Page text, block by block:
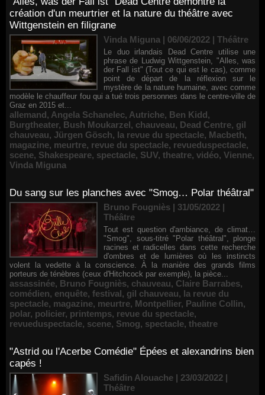
création d'un meurtrier et la nature du théâtre avec
Wittgenstein en filigrane
Vinda Miguna | 06/06/2022 | Théâtre
Le duo irlandais Dead Centre utilise une
phrase de Ludwig Wittgenstein, "Alles, was
der Fall ist" (Tout ce qui est le cas), comme
point de départ de la réflexion sur le
mystère de la nature humaine, avec comme
modèle le chauffeur fou qui a tué trois personnes dans le centre-ville de
Graz en 2015 et...
allemand, Angela Schanelec, Autriche, Ben Kidd,
Burgtheater, Bush Moukarzel, chauveau, Dead Centre, gil
chauveau, Jürgen Gösch, la revue du spectacle, Macbeth,
magazine, meurtre, revue du spectacle, revueduspectacle,
scene, Shakespeare, spectacle, SUV, theatre, vidéo, Vienne,
Vinda Miguna
Du sang sur les planches avec "Smog… Polar théâtral"
Bruno Fougniès | 31/05/2022 |
Théâtre
Tout est question d'ambiance, de climat…
"Smog", sous-titré "Polar théâtral", plonge
racines et radicelles dans cette recherche
d'ombres et de lumières où les instincts
volent la vedette à la conscience. À la manière des grands films
porteurs de ténèbres (ceux d'Hitchcock par exemple), la pièce...
assassinée, Bruno Fougniès, chauveau, Claire Barrabes,
comédien, enquête, festival, gil chauveau, la revue du
spectacle, magazine, meurtre, Montpellier, Pauline Collin,
polar, policier, printemps, revue du spectacle,
revueduspectacle, scene, Smog, spectacle, theatre
"Astrid ou l'Acerbe Comédie" Épées et alexandrins bien
capés !
Safidin Alouache | 23/03/2022 |
Théâtre